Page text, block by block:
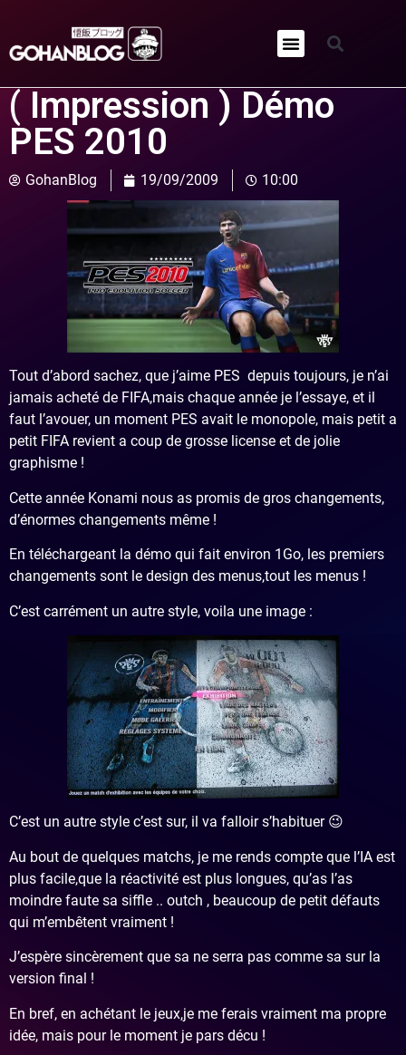
( Impression ) Démo
PES 2010
GohanBlog 19/09/2009 10:00
Tout d’abord sachez, que j’aime PES depuis toujours, je n’ai
jamais acheté de FIFA,mais chaque année je l’essaye, et il
faut l’avouer, un moment PES avait le monopole, mais petit a
petit FIFA revient a coup de grosse license et de jolie
graphisme !
Cette année Konami nous as promis de gros changements,
d’énormes changements même !
En téléchargeant la démo qui fait environ 1Go, les premiers
changements sont le design des menus,tout les menus !
C’est carrément un autre style, voila une image :
C’est un autre style c’est sur, il va falloir s’habituer 😉
Au bout de quelques matchs, je me rends compte que l’IA est
plus facile,que la réactivité est plus longues, qu’as l’as
moindre faute sa siffle .. outch , beaucoup de petit défauts
qui m’embêtent vraiment !
J’espère sincèrement que sa ne serra pas comme sa sur la
version final !
En bref, en achétant le jeux,je me ferais vraiment ma propre
idée, mais pour le moment je pars décu !